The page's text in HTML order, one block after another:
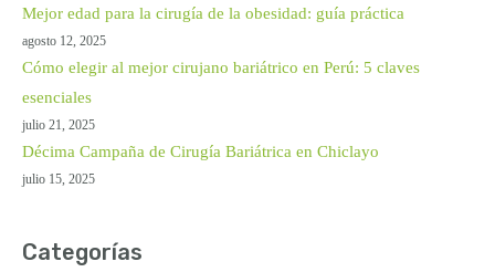
Mejor edad para la cirugía de la obesidad: guía práctica
agosto 12, 2025
Cómo elegir al mejor cirujano bariátrico en Perú: 5 claves
esenciales
julio 21, 2025
Décima Campaña de Cirugía Bariátrica en Chiclayo
julio 15, 2025
Categorías